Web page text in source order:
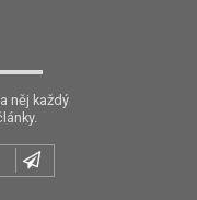
něj každý